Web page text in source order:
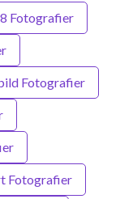
Fotografier
Fotografier
Fotografier